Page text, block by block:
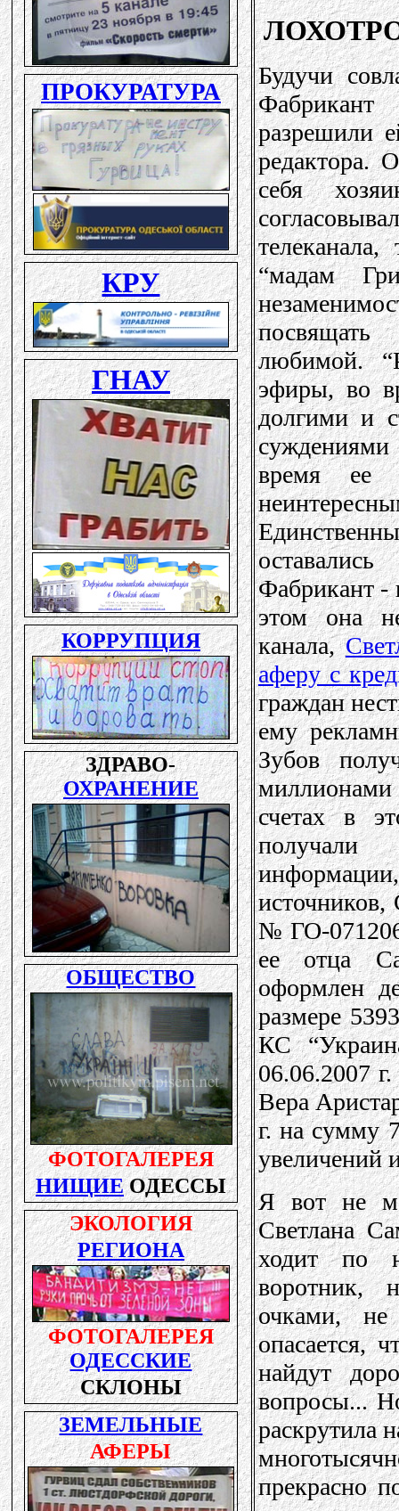
Будучи
разрешили
редактора.
себя
“мадам
любимой.
эфиры, во
долгими и
время ее
Фабрикант -
этом она
канала,
аферу с
граждан
ему
Зубов
счетах в
получали
№ ГО-
ее отца
оформлен
размере
КС
06.06.2007
Вера
г. на сумму
увеличений
Я вот не
Светлана
ходит по
воротник,
очками,
опасается,
найдут
вопросы...
раскрутила
прекрасно